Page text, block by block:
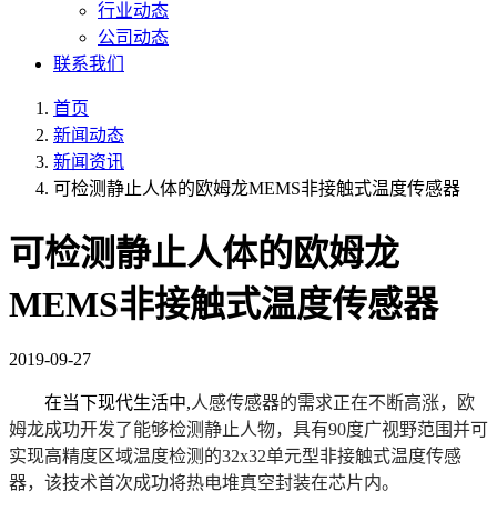
行业动态
公司动态
联系我们
首页
新闻动态
新闻资讯
可检测静止人体的欧姆龙MEMS非接触式温度传感器
可检测静止人体的欧姆龙
MEMS非接触式温度传感器
2019-09-27
在当下现代生活中,人感传感器的需求正在不断高涨，欧
姆龙成功开发了能够检测静止人物，具有90度广视野范围并可
实现高精度区域温度检测的32x32单元型非接触式温度传感
器，该技术首次成功将热电堆真空封装在芯片内。